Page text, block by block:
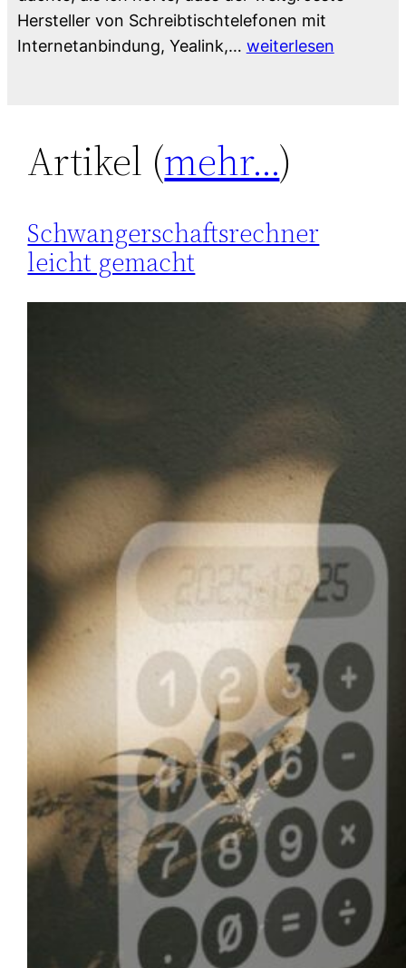
Hersteller von Schreibtischtelefonen mit
Internetanbindung, Yealink,… Sichere
danke‽
weiterlesen
Artikel (mehr…)
Schwangerschaftsrechner
leicht gemacht